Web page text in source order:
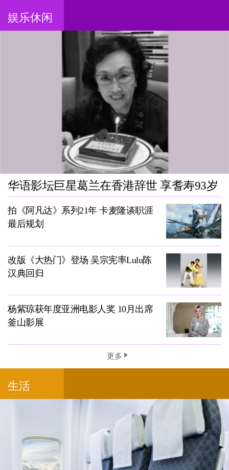
娱乐休闲
华语影坛巨星葛兰在香港辞世 享耆寿93岁
拍《阿凡达》系列21年 卡麦隆谈职涯
最后规划
改版《大热门》登场 吴宗宪率Lulu陈
汉典回归
杨紫琼获年度亚洲电影人奖 10月出席
釜山影展
更多
生活